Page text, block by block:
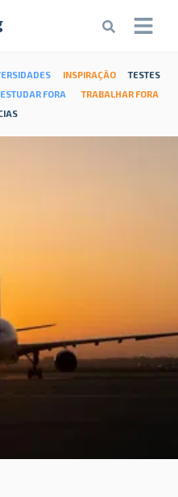
INSPIRAÇÃO
TESTES
ESTUDAR FORA
TRABALHAR FORA